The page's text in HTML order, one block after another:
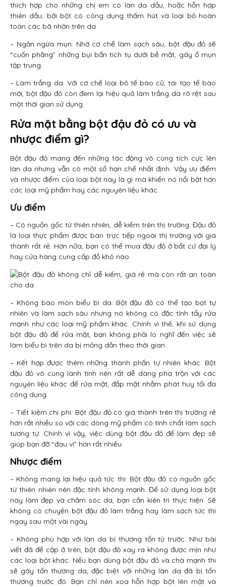
thích hợp cho những chị em có làn da dầu, hoặc hỗn hợp
thiên dầu, bởi bột có công dụng thấm hút và loại bỏ hoàn
toàn các bã nhờn trên da.
– Ngăn ngừa mụn: Nhờ cơ chế làm sạch sâu, bột đậu đỏ sẽ
“cuốn phăng” những bụi bẩn tích tụ dưới bề mặt, gây ổ mụn
tập trung.
– Làm trắng da: Với cơ chế loại bỏ tế bào cũ, tái tạo tế bào
mới, bột đậu đỏ còn đem lại hiệu quả làm trắng da rõ rệt sau
một thời gian sử dụng.
Rửa mặt bằng bột đậu đỏ có ưu và
nhược điểm gì?
Bột đậu đỏ mang đến những tác động vô cùng tích cực lên
làn da nhưng vẫn có một số hạn chế nhất định. Vậy ưu điểm
và nhược điểm của loại bột này là gì mà khiến nó nổi bật hơn
các loại mỹ phẩm hay các nguyên liệu khác.
Ưu điểm
– Có nguồn gốc từ thiên nhiên, dễ kiếm trên thị trường: Đậu đỏ
là loại thực phẩm được bán trực tiếp ngoài thị trường với giá
thành rất rẻ. Hơn nữa, bạn có thể mua đậu đỏ ở bất cứ đại lý
hay cửa hàng cung cấp đồ khô nào.
– Không bào mòn biểu bì da: Bột đậu đỏ có thể tạo bọt tự
nhiên và làm sạch sâu nhưng nó không có đặc tính tẩy rửa
mạnh như các loại mỹ phẩm khác. Chính vì thế, khi sử dụng
bột đậu đỏ để rửa mặt, bạn không phải lo nghĩ đến việc sẽ
làm biểu bì trên da bị mỏng dần theo thời gian.
– Kết hợp được thêm những thành phần tự nhiên khác: Bột
đậu đỏ vô cùng lành tính nên rất dễ dàng pha trộn với các
nguyên liệu khác để rửa mặt, đắp mặt nhằm phát huy tối đa
công dụng.
– Tiết kiệm chi phí: Bột đậu đỏ có giá thành trên thị trường rẻ
hơn rất nhiều so với các dòng mỹ phẩm có tính chất làm sạch
tương tự. Chính vì vậy, việc dùng bột đậu đỏ để làm đẹp sẽ
giúp bạn đỡ “đau ví” hơn rất nhiều.
Nhược điểm
– Không mang lại hiệu quả tức thì: Bột đậu đỏ có nguồn gốc
từ thiên nhiên nên đặc tính không mạnh. Để sử dụng loại bột
này làm đẹp và chăm sóc da, bạn cần kiên trì thực hiện. Sẽ
không có chuyện bột đậu đỏ làm trắng hay làm sạch tức thì
ngay sau một vài ngày.
– Không phù hợp với làn da bị thương tổn từ trước: Như bài
viết đã đề cập ở trên, bột đậu đỏ xay ra không được mịn như
các loại bột khác. Nếu bạn dùng bột đậu đỏ và chà mạnh thì
sẽ gây tổn thương da, đặc biệt với những làn da đã bị tổn
thương trước đó. Bạn chỉ nên xoa hỗn hợp bột lên mặt và